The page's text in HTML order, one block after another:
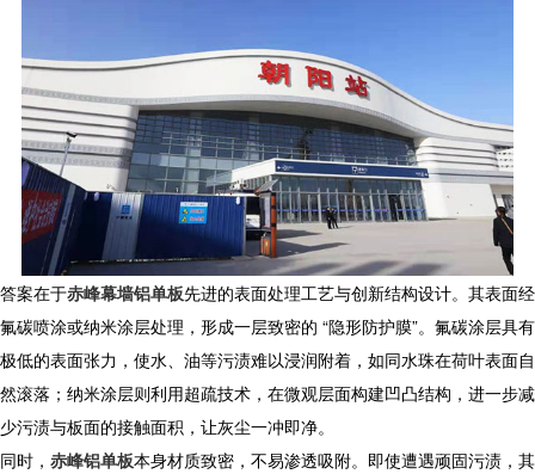
答案在于赤峰幕墙铝单板先进的表面处理工艺与创新结构设计。其表面经
氟碳喷涂或纳米涂层处理，形成一层致密的 “隐形防护膜”。氟碳涂层具有
极低的表面张力，使水、油等污渍难以浸润附着，如同水珠在荷叶表面自
然滚落；纳米涂层则利用超疏技术，在微观层面构建凹凸结构，进一步减
少污渍与板面的接触面积，让灰尘一冲即净。​
同时， 赤峰铝单板本身材质致密，不易渗透吸附。即使遭遇顽固污渍，其